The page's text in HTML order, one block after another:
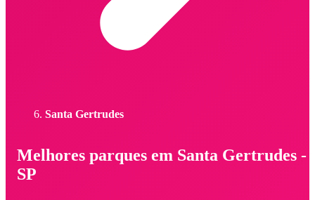
Santa Gertrudes
Melhores parques em Santa Gertrudes -
SP